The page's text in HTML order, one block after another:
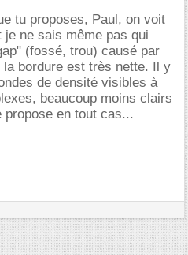
tu proposes, Paul, on voit
ne sais même pas qui
(fossé, trou) causé par
bordure est très nette. Il y
de densité visibles à
beaucoup moins clairs
propose en tout cas...